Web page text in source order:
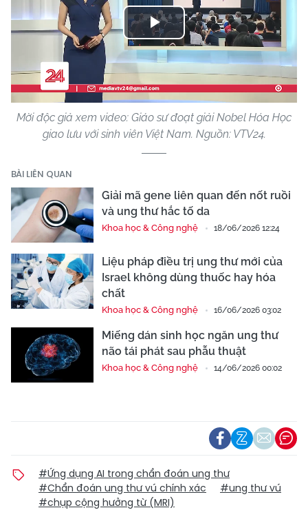
Play
Video
Mời độc giả xem video: Giáo sư đoạt giải Nobel Hóa Học
giao lưu với sinh viên Việt Nam. Nguồn: VTV24.
BÀI LIÊN QUAN
Giải mã gene liên quan đến nốt ruồi
và ung thư hắc tố da
Khoa học & Công nghệ 18/06/2026 12:24
Liệu pháp điều trị ung thư mới của
Israel không dùng thuốc hay hóa
chất
Khoa học & Công nghệ 16/06/2026 03:02
Miếng dán sinh học ngăn ung thư
não tái phát sau phẫu thuật
Khoa học & Công nghệ 14/06/2026 00:02
#Ứng dụng AI trong chẩn đoán ung thư
#Chẩn đoán ung thư vú chính xác
#ung thư vú
#chụp cộng hưởng từ (MRI)